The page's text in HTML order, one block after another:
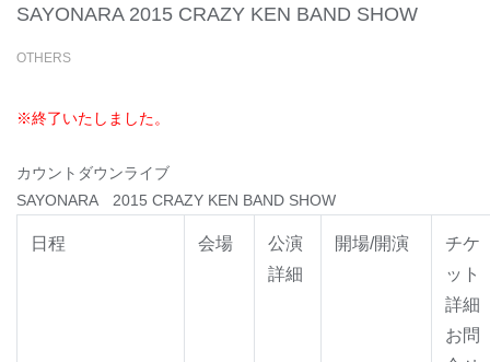
SAYONARA 2015 CRAZY KEN BAND SHOW
OTHERS
※終了いたしました。
カウントダウンライブ
SAYONARA 2015 CRAZY KEN BAND SHOW
日程 会場
公演
詳細
開場/開演
チケ
ット
詳細
お問